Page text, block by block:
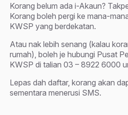
Korang belum ada i-Akaun?
Korang boleh pergi ke mana-
KWSP yang berdekatan.
Atau nak lebih senang (kalau
rumah), boleh je hubungi Pusat
KWSP di talian 03 – 8922 6000
Lepas dah daftar, korang akan
sementara menerusi SMS.